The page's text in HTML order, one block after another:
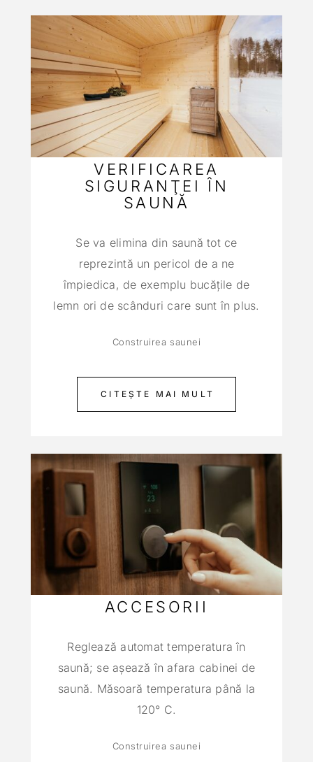
VERIFICAREA
SIGURANŢEI ÎN
SAUNĂ
Se va elimina din saună tot ce
reprezintă un pericol de a ne
împiedica, de exemplu bucăţile de
lemn ori de scânduri care sunt în plus.
Construirea saunei
CITEȘTE MAI MULT
ACCESORII
Reglează automat temperatura în
saună; se aşează în afara cabinei de
saună. Măsoară temperatura până la
120° C.
Construirea saunei